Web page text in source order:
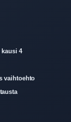
4
vaihtoehto